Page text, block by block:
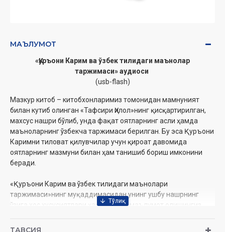
МАЪЛУМОТ
«Қуръони Карим ва ўзбек тилидаги маънолар
таржимаси» аудиоси
(usb-flash)
Мазкур китоб – китобхонларимиз томонидан мамнуният
билан кутиб олинган «Тафсири Ҳилол»нинг қисқартирилган,
махсус нашри бўлиб, унда фақат оятларнинг асли ҳамда
маъноларнинг ўзбекча таржимаси берилган. Бу эса Қуръони
Каримни тиловат қилувчилар учун қироат давомида
оятларнинг мазмуни билан ҳам танишиб бориш имконини
беради.
«Қуръони Карим ва ўзбек тилидаги маънолари
таржимаси»нинг муқаддимасидан унинг ушбу нашрнинг
ўзига хос хусусиятлари ҳақида кенг маълумот олишингиз